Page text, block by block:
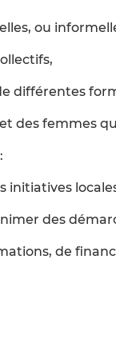
ou
différentes
des femmes
initiatives
des
de